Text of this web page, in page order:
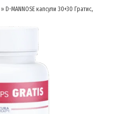
» D-MANNOSE капсули 30+30 Гратис,